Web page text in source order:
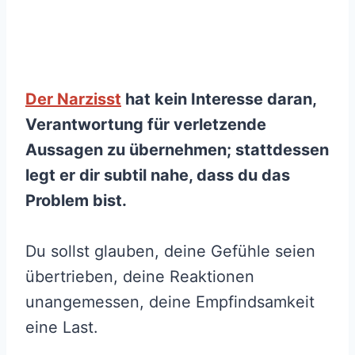
Der Narzisst hat kein Interesse daran,
Verantwortung für verletzende
Aussagen zu übernehmen; stattdessen
legt er dir subtil nahe, dass du das
Problem bist.
Du sollst glauben, deine Gefühle seien
übertrieben, deine Reaktionen
unangemessen, deine Empfindsamkeit
eine Last.